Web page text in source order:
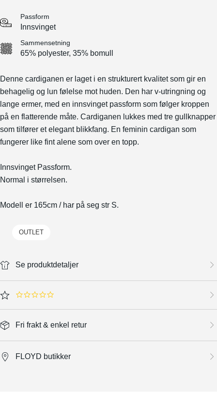
Passform
Innsvinget
Sammensetning
65% polyester, 35% bomull
Denne cardiganen er laget i en strukturert kvalitet som gir en
behagelig og lun følelse mot huden. Den har v-utringning og
lange ermer, med en innsvinget passform som følger kroppen
på en flatterende måte. Cardiganen lukkes med tre gullknapper
som tilfører et elegant blikkfang. En feminin cardigan som
fungerer like fint alene som over en topp.
Innsvinget Passform.
Normal i størrelsen.
Modell er 165cm / har på seg str S.
OUTLET
Se produktdetaljer
0.0 star rating
Fri frakt & enkel retur
FLOYD butikker